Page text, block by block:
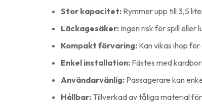
Stor kapacitet: Rymmer upp till 3,5
Läckagesäker: Ingen risk för spill eller
Kompakt förvaring: Kan vikas ihop
Enkel installation: Fästes med
Användarvänlig: Passagerare kan
Hållbar: Tillverkad av tåliga material